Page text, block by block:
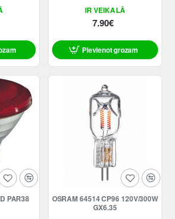
IR VEIKALĀ
7.90€
Pievienot grozam
PAR38
OSRAM 64514 CP96 120V/300W
GX6.35